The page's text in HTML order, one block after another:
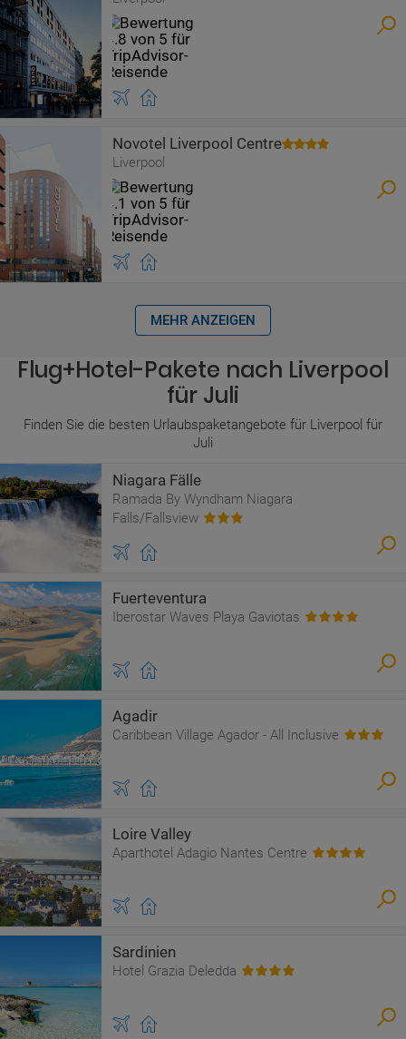
Novotel Liverpool Centre
Liverpool
MEHR ANZEIGEN
Flug+Hotel-Pakete nach Liverpool
für Juli
Finden Sie die besten Urlaubspaketangebote für Liverpool für
Juli
Niagara Fälle
Ramada By Wyndham Niagara
Falls/Fallsview
Fuerteventura
Iberostar Waves Playa Gaviotas
Agadir
Caribbean Village Agador - All Inclusive
Loire Valley
Aparthotel Adagio Nantes Centre
Sardinien
Hotel Grazia Deledda